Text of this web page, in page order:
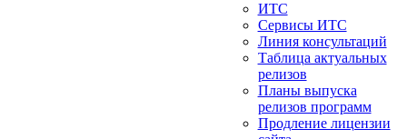
ИТС
Сервисы ИТС
Линия консультаций
Таблица актуальных
релизов
Планы выпуска
релизов программ
Продление лицензии